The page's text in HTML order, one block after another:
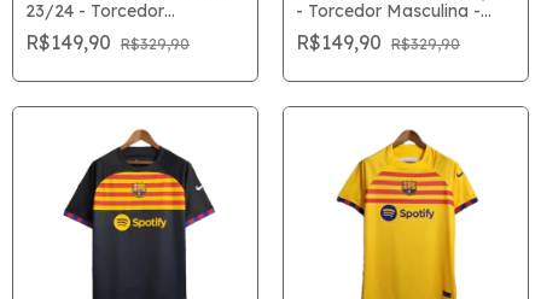
23/24 - Torcedor
Masculina - Laranja
R$149,90 R$329,90
- Torcedor Masculina -
Azul e Grená
R$149,90 R$329,90